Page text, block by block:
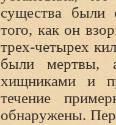
существа были
того, как он
трех‑четырех
были мертвы,
хищниками и
течение
обнаружены.